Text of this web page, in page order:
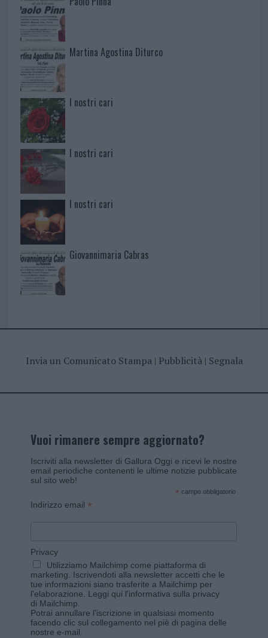
Martina Agostina Diturco
I nostri cari
I nostri cari
I nostri cari
Giovannimaria Cabras
Invia un Comunicato Stampa| Pubblicità| Segnala
Vuoi rimanere sempre aggiornato?
Iscriviti alla newsletter di Gallura Oggi e ricevi le nostre
email periodiche contenenti le ultime notizie pubblicate
sul sito web!
* campo obbligatorio
Indirizzo email *
Privacy
Utilizziamo Mailchimp come piattaforma di
marketing. Iscrivendoti alla newsletter accetti che le
tue informazioni siano trasferite a Mailchimp per
l'elaborazione. Leggi qui l'informativa sulla privacy
di Mailchimp.
Potrai annullare l'iscrizione in qualsiasi momento
facendo clic sul collegamento nel piè di pagina delle
nostre e-mail.